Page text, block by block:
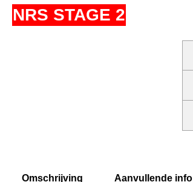
NRS STAGE 2
Omschrijving Aanvullende info